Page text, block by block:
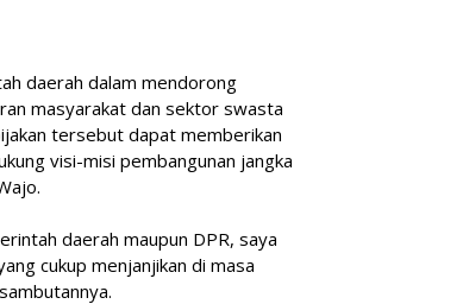
daerah dalam mendorong
masyarakat dan sektor swasta
tersebut dapat memberikan
visi-misi pembangunan jangka
daerah maupun DPR, saya
cukup menjanjikan di masa